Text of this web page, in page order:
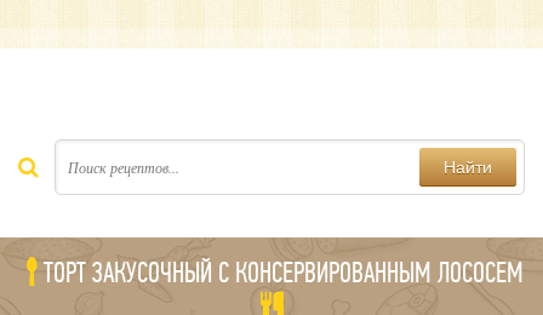
Найти
ТОРТ ЗАКУСОЧНЫЙ С КОНСЕРВИРОВАННЫМ ЛОСОСЕМ